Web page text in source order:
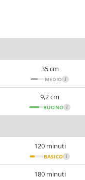
35 cm
MEDIO i
9,2 cm
BUONO i
120 minuti
BASICO i
180 minuti